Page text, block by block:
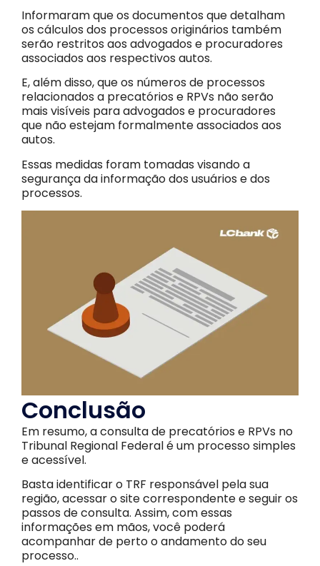
Informaram que os documentos que detalham
os cálculos dos processos originários também
serão restritos aos advogados e procuradores
associados aos respectivos autos.
E, além disso, que os números de processos
relacionados a precatórios e RPVs não serão
mais visíveis para advogados e procuradores
que não estejam formalmente associados aos
autos.
Essas medidas foram tomadas visando a
segurança da informação dos usuários e dos
processos.
Conclusão
Em resumo, a consulta de precatórios e RPVs no
Tribunal Regional Federal é um processo simples
e acessível.
Basta identificar o TRF responsável pela sua
região, acessar o site correspondente e seguir os
passos de consulta. Assim, com essas
informações em mãos, você poderá
acompanhar de perto o andamento do seu
processo..